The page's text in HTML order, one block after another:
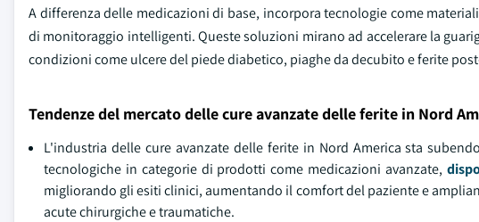
A differenza delle medicazioni di base, incorpora tecnologie come
di monitoraggio intelligenti. Queste soluzioni mirano ad accelerare la
condizioni come ulcere del piede diabetico, piaghe da decubito e ferite
Tendenze del mercato delle cure avanzate delle ferite in Nord
L'industria delle cure avanzate delle ferite in Nord America sta
tecnologiche in categorie di prodotti come medicazioni avanzate,
migliorando gli esiti clinici, aumentando il comfort del paziente e
acute chirurgiche e traumatiche.